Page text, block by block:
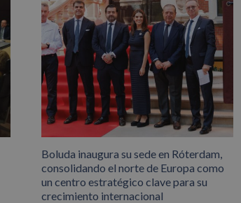
Boluda inaugura su sede en Róterdam,
consolidando el norte de Europa como
un centro estratégico clave para su
crecimiento internacional